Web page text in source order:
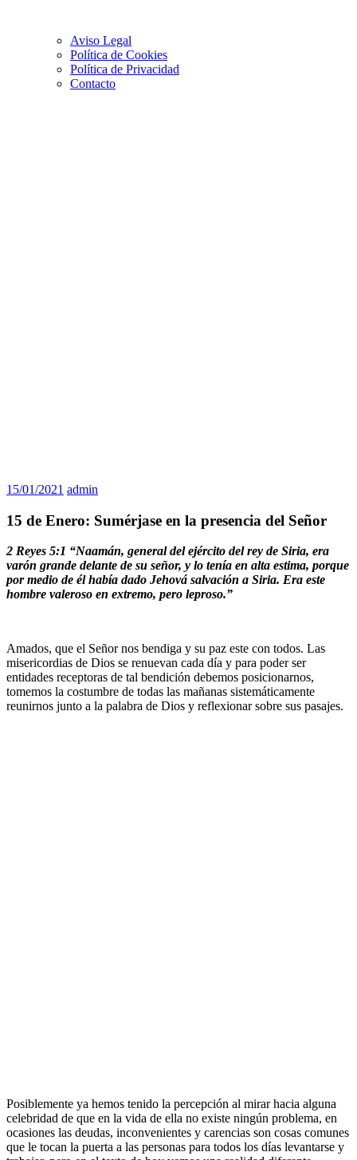
Aviso Legal
Política de Cookies
Política de Privacidad
Contacto
15/01/2021 admin
15 de Enero: Sumérjase en la presencia del Señor
2 Reyes 5:1 “Naamán, general del ejército del rey de Siria, era
varón grande delante de su señor, y lo tenía en alta estima, porque
por medio de él había dado Jehová salvación a Siria. Era este
hombre valeroso en extremo, pero leproso.”
Amados, que el Señor nos bendiga y su paz este con todos. Las
misericordias de Dios se renuevan cada día y para poder ser
entidades receptoras de tal bendición debemos posicionarnos,
tomemos la costumbre de todas las mañanas sistemáticamente
reunirnos junto a la palabra de Dios y reflexionar sobre sus pasajes.
Posiblemente ya hemos tenido la percepción al mirar hacia alguna
celebridad de que en la vida de ella no existe ningún problema, en
ocasiones las deudas, inconvenientes y carencias son cosas comunes
que le tocan la puerta a las personas para todos los días levantarse y